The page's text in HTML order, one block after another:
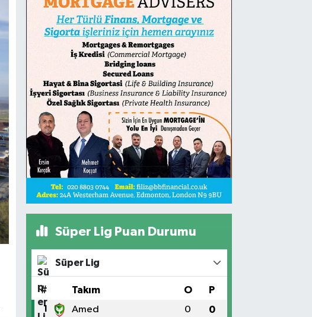
Süper Lig Puan Durumu
Süper Lig
# Takım O P
1 Amed 0 0